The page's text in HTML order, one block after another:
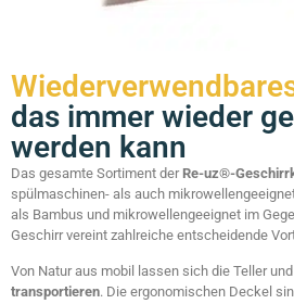
das immer wieder
werden kann
Das gesamte Sortiment der Re-uz®-
spülmaschinen- als auch
als Bambus und mikrowellengeeignet im
Geschirr vereint zahlreiche entscheidende
Von Natur aus mobil lassen sich die Teller
transportieren. Die ergonomischen Deckel